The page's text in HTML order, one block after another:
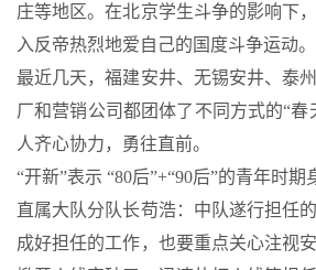
庄等地区。在北京学生斗争的影响下
入反帝热烈地爱自己的国度斗争运动。
最近几天，福建安井、无锡安井、泰
厂和营销公司都团体了不同方式的“春
人齐心协力，勇往直前。
“开新”表示 “80后”+“90后”的青年时期
直属大队分队长苟浩：中队遂行担任
成好担任的工作，也要重点关心注视